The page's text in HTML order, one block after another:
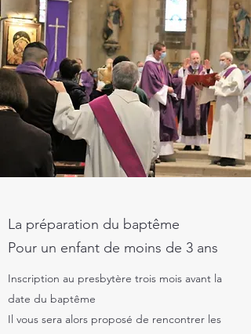
La préparation du baptême
Pour un enfant de moins de 3 ans
Inscription au presbytère trois mois avant la
date du baptême
Il vous sera alors proposé de rencontrer les